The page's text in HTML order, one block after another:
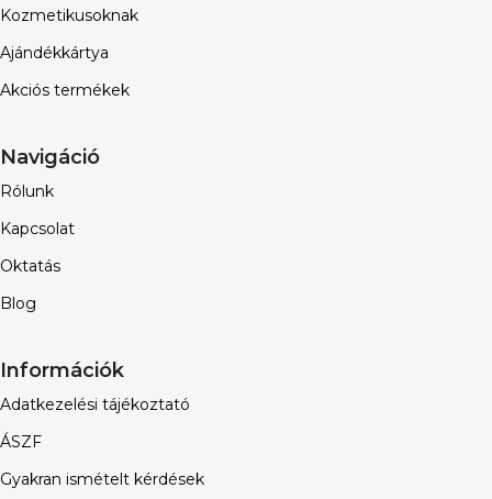
Kozmetikusoknak
Ajándékkártya
Akciós termékek
Navigáció
Rólunk
Kapcsolat
Oktatás
Blog
Információk
Adatkezelési tájékoztató
ÁSZF
Gyakran ismételt kérdések